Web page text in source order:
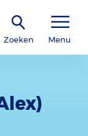
Zoeken Menu